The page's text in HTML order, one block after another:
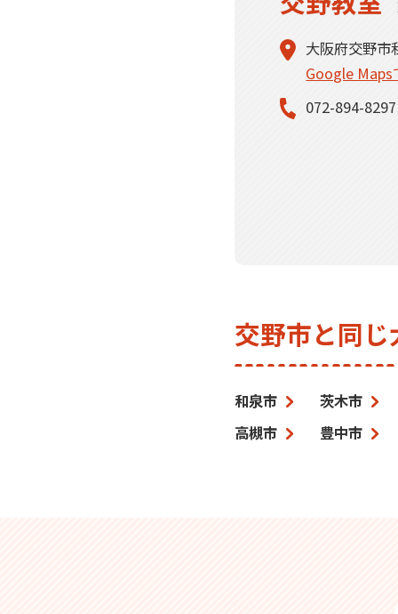
大阪府交野市
Google Maps
072-894-8297
交野市と同
和泉市
茨木市
高槻市
豊中市